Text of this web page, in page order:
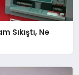
Sıkıştı, Ne